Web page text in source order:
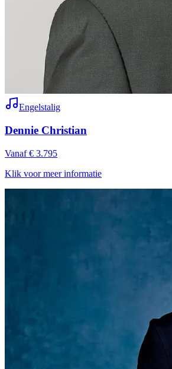
Engelstalig
Dennie Christian
Vanaf € 3.795
Klik voor meer informatie